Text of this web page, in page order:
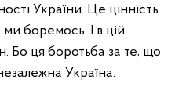
України. Це цінність
ми боремось. І в цій
Бо ця боротьба за те, що
Україна.